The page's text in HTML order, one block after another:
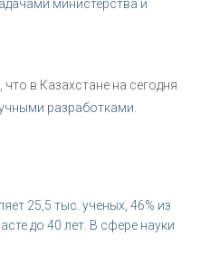
министерства и
в Казахстане на сегодня
разработками.
25,5 тыс. ученых, 46% из
до 40 лет. В сфере науки